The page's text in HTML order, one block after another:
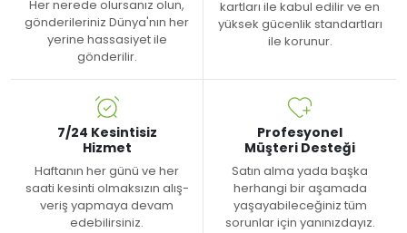
Her nerede olursanız olun,
gönderileriniz Dünya'nın her
yerine hassasiyet ile
gönderilir.
kartları ile kabul edilir ve en
yüksek gücenlik standartları
ile korunur.
7/24 Kesintisiz
Hizmet
Haftanın her günü ve her
saati kesinti olmaksızın alış-
veriş yapmaya devam
edebilirsiniz.
Profesyonel
Müşteri Desteği
Satın alma yada başka
herhangi bir aşamada
yaşayabileceğiniz tüm
sorunlar için yanınızdayız.